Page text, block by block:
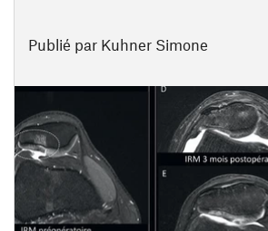
Publié par Kuhner Simone